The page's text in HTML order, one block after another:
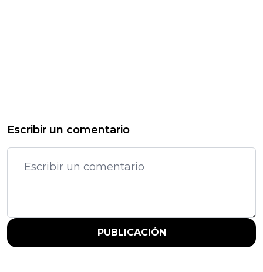
Escribir un comentario
PUBLICACIÓN